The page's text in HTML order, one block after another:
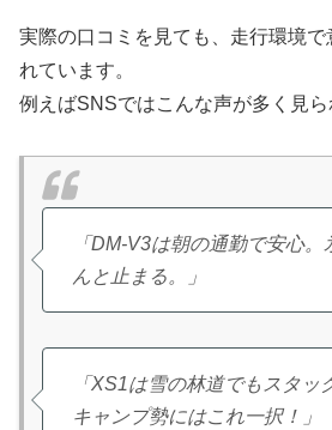
実際の口コミを見ても、走行環境
れています。
例えばSNSではこんな声が多く見ら
「DM-V3は朝の通勤で安心
んと止まる。」
「XS1は雪の林道でもスタッ
キャンプ勢にはこれ一択！」